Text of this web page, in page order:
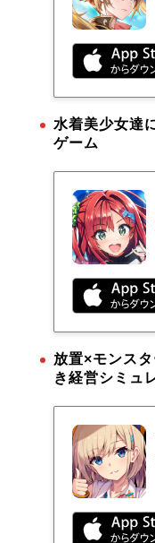
水着美少女達
ゲーム
放置×モンス
き経営シミュ